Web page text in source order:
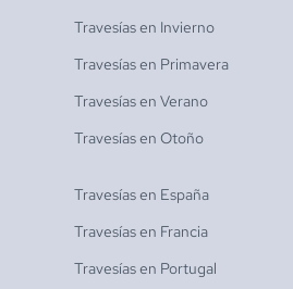
Travesías en Invierno
Travesías en Primavera
Travesías en Verano
Travesías en Otoño
Travesías en España
Travesías en Francia
Travesías en Portugal